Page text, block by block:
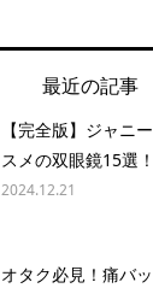
最近の記事
【完全版】ジャニ
スメの双眼鏡15選
2024.12.21
オタク必見！痛バ